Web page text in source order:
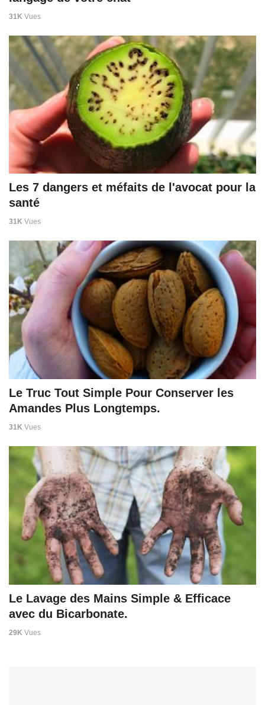
31K Vues
Les 7 dangers et méfaits de l'avocat pour la
santé
31K Vues
Le Truc Tout Simple Pour Conserver les
Amandes Plus Longtemps.
31K Vues
Le Lavage des Mains Simple & Efficace
avec du Bicarbonate.
29K Vues